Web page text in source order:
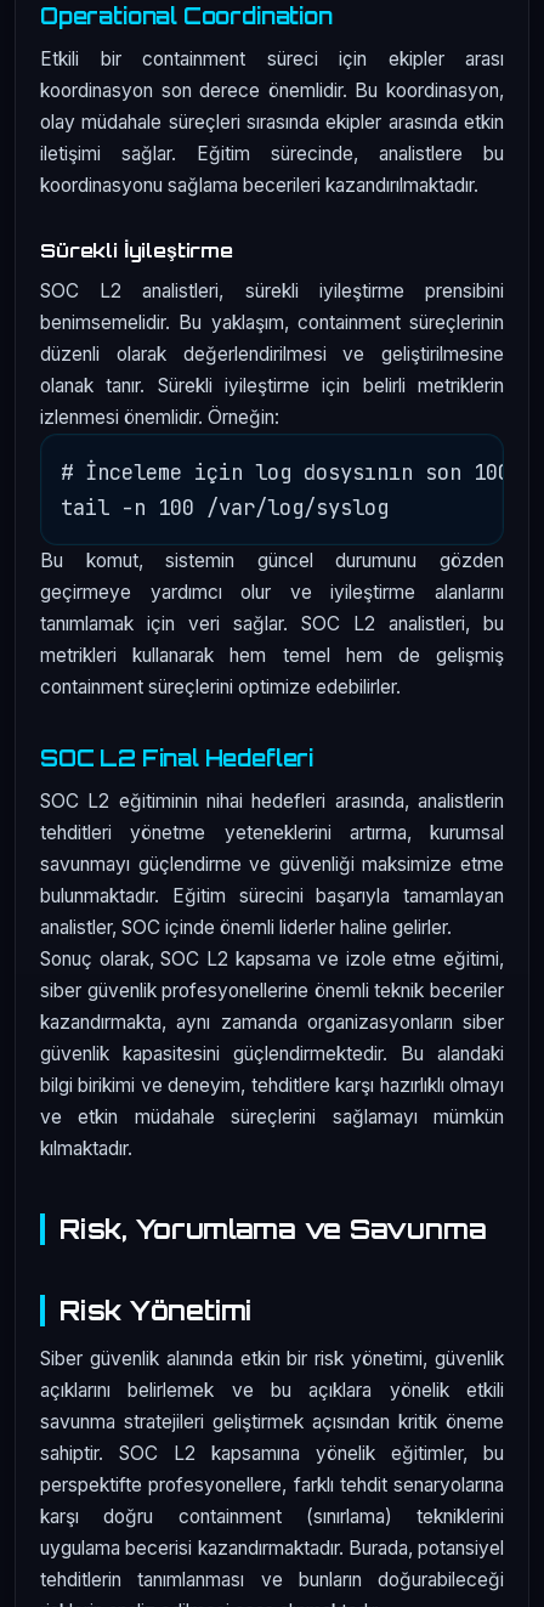
Operational Coordination
Etkili bir containment süreci için ekipler arası
koordinasyon son derece önemlidir. Bu koordinasyon,
olay müdahale süreçleri sırasında ekipler arasında etkin
iletişimi sağlar. Eğitim sürecinde, analistlere bu
koordinasyonu sağlama becerileri kazandırılmaktadır.
Sürekli İyileştirme
SOC L2 analistleri, sürekli iyileştirme prensibini
benimsemelidir. Bu yaklaşım, containment süreçlerinin
düzenli olarak değerlendirilmesi ve geliştirilmesine
olanak tanır. Sürekli iyileştirme için belirli metriklerin
izlenmesi önemlidir. Örneğin:
# İnceleme için log dosysının son 100
Bu komut, sistemin güncel durumunu gözden
geçirmeye yardımcı olur ve iyileştirme alanlarını
tanımlamak için veri sağlar. SOC L2 analistleri, bu
metrikleri kullanarak hem temel hem de gelişmiş
containment süreçlerini optimize edebilirler.
SOC L2 Final Hedefleri
SOC L2 eğitiminin nihai hedefleri arasında, analistlerin
tehditleri yönetme yeteneklerini artırma, kurumsal
savunmayı güçlendirme ve güvenliği maksimize etme
bulunmaktadır. Eğitim sürecini başarıyla tamamlayan
analistler, SOC içinde önemli liderler haline gelirler.
Sonuç olarak, SOC L2 kapsama ve izole etme eğitimi,
siber güvenlik profesyonellerine önemli teknik beceriler
kazandırmakta, aynı zamanda organizasyonların siber
güvenlik kapasitesini güçlendirmektedir. Bu alandaki
bilgi birikimi ve deneyim, tehditlere karşı hazırlıklı olmayı
ve etkin müdahale süreçlerini sağlamayı mümkün
kılmaktadır.
Risk, Yorumlama ve Savunma
Risk Yönetimi
Siber güvenlik alanında etkin bir risk yönetimi, güvenlik
açıklarını belirlemek ve bu açıklara yönelik etkili
savunma stratejileri geliştirmek açısından kritik öneme
sahiptir. SOC L2 kapsamına yönelik eğitimler, bu
perspektifte profesyonellere, farklı tehdit senaryolarına
karşı doğru containment (sınırlama) tekniklerini
uygulama becerisi kazandırmaktadır. Burada, potansiyel
tehditlerin tanımlanması ve bunların doğurabileceği